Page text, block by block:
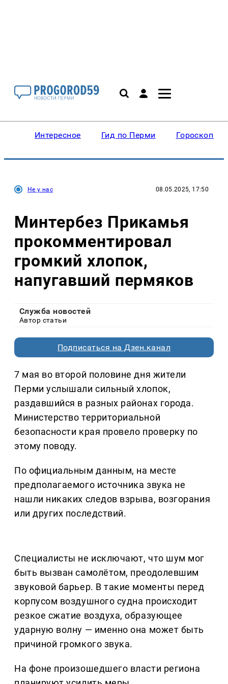
Интересное Гид по Перми Гороскопы
Не у нас 08.05.2025, 17:50
Минтербез Прикамья
прокомментировал
громкий хлопок,
напугавший пермяков
Служба новостей
Автор статьи
Подписаться на Дзен.канал
7 мая во второй половине дня жители
Перми услышали сильный хлопок,
раздавшийся в разных районах города.
Министерство территориальной
безопасности края провело проверку по
этому поводу.
По официальным данным, на месте
предполагаемого источника звука не
нашли никаких следов взрыва, возгорания
или других последствий.
Специалисты не исключают, что шум мог
быть вызван самолётом, преодолевшим
звуковой барьер. В такие моменты перед
корпусом воздушного судна происходит
резкое сжатие воздуха, образующее
ударную волну — именно она может быть
причиной громкого звука.
На фоне произошедшего власти региона